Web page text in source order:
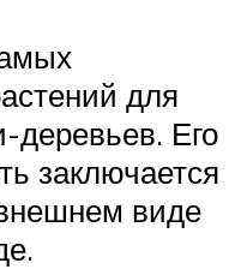
для
Его
заключается
виде